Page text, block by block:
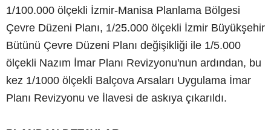
1/100.000 ölçekli İzmir-Manisa Planlama Bölgesi
Çevre Düzeni Planı, 1/25.000 ölçekli İzmir Büyükşehir
Bütünü Çevre Düzeni Planı değişikliği ile 1/5.000
ölçekli Nazım İmar Planı Revizyonu'nun ardından, bu
kez 1/1000 ölçekli Balçova Arsaları Uygulama İmar
Planı Revizyonu ve İlavesi de askıya çıkarıldı.